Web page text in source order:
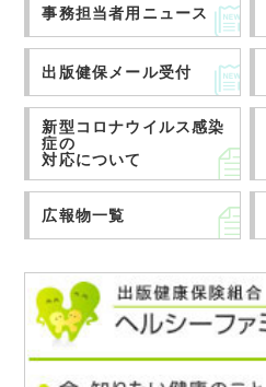
事務担当者用ニュース
出版健保メール受付
新型コロナウイルス感染
症の
対応について
広報物一覧